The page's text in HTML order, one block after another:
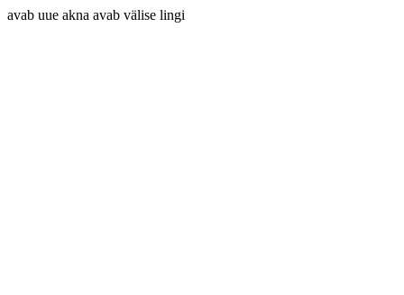
avab uue akna avab välise lingi